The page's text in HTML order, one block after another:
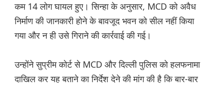
कम 14 लोग घायल हुए। सिन्हा के अनुसार, MCD को अवैध
निर्माण की जानकारी होने के बावजूद भवन को सील नहीं किया
गया और न ही उसे गिराने की कार्रवाई की गई।
उन्होंने सुप्रीम कोर्ट से MCD और दिल्ली पुलिस को हलफनामा
दाखिल कर यह बताने का निर्देश देने की मांग की है कि बार-बार